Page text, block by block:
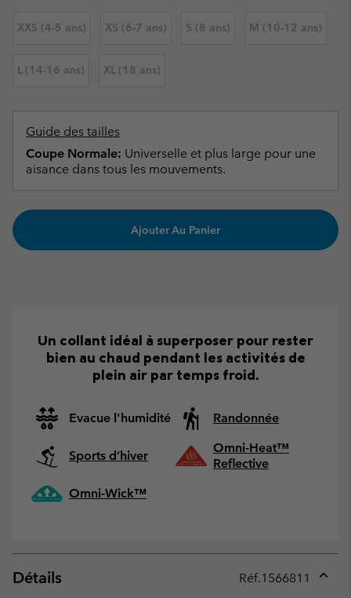
XXS (4-5 ans) XS (6-7 ans) S (8 ans) M (10-12 ans)
L (14-16 ans) XL (18 ans)
Guide des tailles
Coupe Normale: Universelle et plus large pour une
aisance dans tous les mouvements.
Ajouter Au Panier
Un collant idéal à superposer pour rester
bien au chaud pendant les activités de
plein air par temps froid.
Evacue l'humidité Randonnée
Sports d’hiver
Omni-Heat™
Reflective
Omni-Wick™
Détails Réf.1566811